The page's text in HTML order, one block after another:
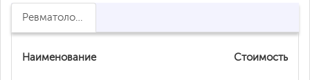
Наименование Стоимость